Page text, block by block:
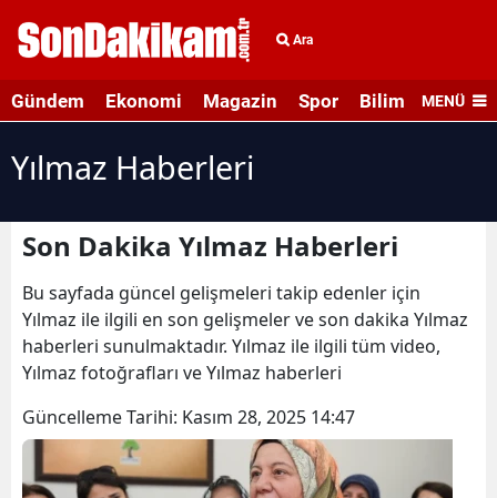
Ara
Gündem Ekonomi Magazin Spor Bilim veMENÜ
Yılmaz Haberleri
Son Dakika Yılmaz Haberleri
Bu sayfada güncel gelişmeleri takip edenler için
Yılmaz ile ilgili en son gelişmeler ve son dakika Yılmaz
haberleri sunulmaktadır. Yılmaz ile ilgili tüm video,
Yılmaz fotoğrafları ve Yılmaz haberleri
Güncelleme Tarihi: Kasım 28, 2025 14:47